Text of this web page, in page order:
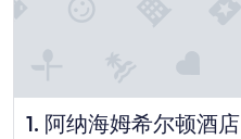
1. 阿纳海姆希尔顿酒店
阿纳海姆希尔顿酒店